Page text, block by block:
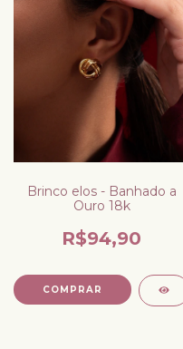
Brinco elos - Banhado a
Ouro 18k
R$94,90